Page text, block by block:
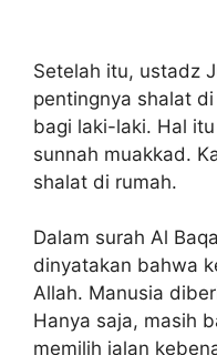
Setelah itu, ustadz
pentingnya shalat
bagi laki-laki. Hal
sunnah muakkad.
shalat di rumah.
Dalam surah Al
dinyatakan bahwa
Allah. Manusia
Hanya saja, masih
memilih jalan